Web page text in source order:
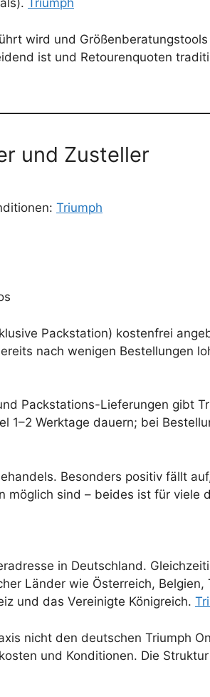
Triumph
wird und
ist und Retourenquoten
und Zusteller
Triumph
Packstation) kostenfrei
nach wenigen Bestellungen
Packstations-Lieferungen gibt
1–2 Werktage dauern; bei
Besonders positiv fällt
sind – beides ist für viele
in Deutschland.
Länder wie Österreich, Belgien,
und das Vereinigte Königreich.
nicht den deutschen Triumph
und Konditionen. Die